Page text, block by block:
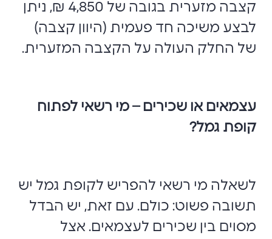
קצבה מזערית בגובה של 4,850 ₪, ניתן
לבצע משיכה חד פעמית (היוון קצבה)
של החלק העולה על הקצבה המזערית.
עצמאים או שכירים – מי רשאי לפתוח
קופת גמל?
לשאלה מי רשאי להפריש לקופת גמל יש
תשובה פשוט: כולם. עם זאת, יש הבדל
מסוים בין שכירים לעצמאים. אצל